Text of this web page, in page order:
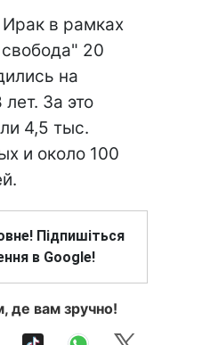
в рамках
20
на
За это
4,5 тыс.
и около 100
Підпишіться
в Google!
де вам зручно!